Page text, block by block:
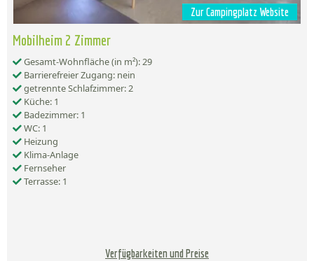
Zur Campingplatz Website
Mobilheim 2 Zimmer
Gesamt-Wohnfläche (in m²): 29
Barrierefreier Zugang: nein
getrennte Schlafzimmer: 2
Küche: 1
Badezimmer: 1
WC: 1
Heizung
Klima-Anlage
Fernseher
Terrasse: 1
Verfügbarkeiten und Preise